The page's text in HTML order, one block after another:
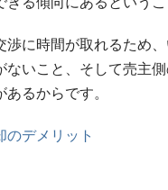
渉に時間が取れるため
ないこと、そして売主
るからです。
のデメリット